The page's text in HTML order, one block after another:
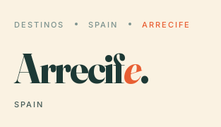
DESTINOS SPAIN ARRECIFE
Arrecife.
SPAIN